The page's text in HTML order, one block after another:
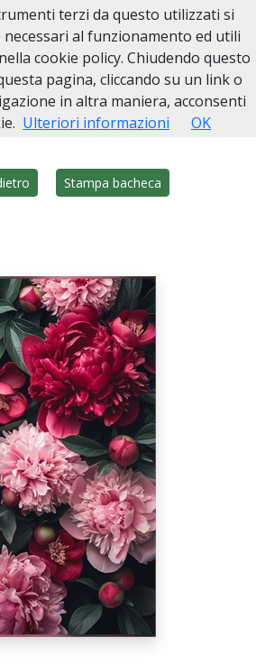
NA Ottaviano Nunziata Marigliano
Stampa bacheca
terzi da questo utilizzati si
al funzionamento ed utili
cookie policy. Chiudendo questo
pagina, cliccando su un link o
in altra maniera, acconsenti
Ulteriori informazioni OK